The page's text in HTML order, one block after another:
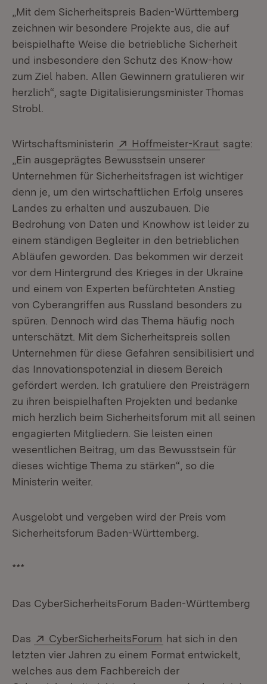
„Mit dem Sicherheitspreis Baden-Württemberg
zeichnen wir besondere Projekte aus, die auf
beispielhafte Weise die betriebliche Sicherheit
und insbesondere den Schutz des Know-how
zum Ziel haben. Allen Gewinnern gratulieren wir
herzlich“, sagte Digitalisierungsminister Thomas
Strobl.
Wirtschaftsministerin Extern:
Hoffmeister-Kraut (Öffnet
sagte:
„Ein ausgeprägtes Bewusstsein unserer
Unternehmen für Sicherheitsfragen ist wichtiger
denn je, um den wirtschaftlichen Erfolg unseres
Landes zu erhalten und auszubauen. Die
Bedrohung von Daten und Knowhow ist leider zu
einem ständigen Begleiter in den betrieblichen
Abläufen geworden. Das bekommen wir derzeit
vor dem Hintergrund des Krieges in der Ukraine
und einem von Experten befürchteten Anstieg
von Cyberangriffen aus Russland besonders zu
spüren. Dennoch wird das Thema häufig noch
unterschätzt. Mit dem Sicherheitspreis sollen
Unternehmen für diese Gefahren sensibilisiert und
das Innovationspotenzial in diesem Bereich
gefördert werden. Ich gratuliere den Preisträgern
zu ihren beispielhaften Projekten und bedanke
mich herzlich beim Sicherheitsforum mit all seinen
engagierten Mitgliedern. Sie leisten einen
wesentlichen Beitrag, um das Bewusstsein für
dieses wichtige Thema zu stärken“, so die
Ministerin weiter.
Ausgelobt und vergeben wird der Preis vom
Sicherheitsforum Baden-Württemberg.
***
Das CyberSicherheitsForum Baden-Württemberg
Das Extern:
CyberSicherheitsForum (Öffnet in neuem
hat sich in den
letzten vier Jahren zu einem Format entwickelt,
welches aus dem Fachbereich der